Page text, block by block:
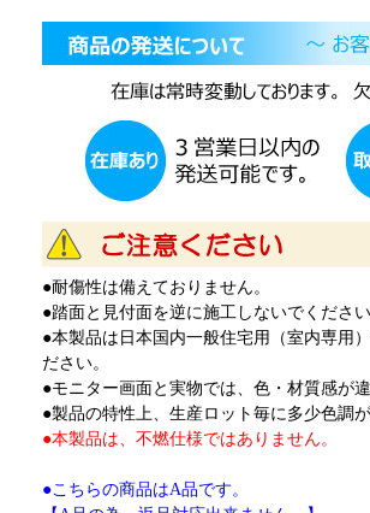
●耐傷性は備えておりません。
●踏面と見付面を逆に施工しないでください
●本製品は日本国内一般住宅用（室内専用
ださい。
●モニター画面と実物では、色・材質感が
●製品の特性上、生産ロット毎に多少色調
●本製品は、不燃仕様ではありません。
●こちらの商品はA品です。